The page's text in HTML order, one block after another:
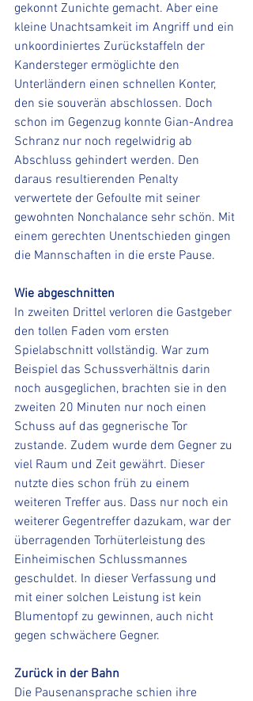
gekonnt Zunichte gemacht. Aber eine
kleine Unachtsamkeit im Angriff und ein
unkoordiniertes Zurückstaffeln der
Kandersteger ermöglichte den
Unterländern einen schnellen Konter,
den sie souverän abschlossen. Doch
schon im Gegenzug konnte Gian-Andrea
Schranz nur noch regelwidrig ab
Abschluss gehindert werden. Den
daraus resultierenden Penalty
verwertete der Gefoulte mit seiner
gewohnten Nonchalance sehr schön. Mit
einem gerechten Unentschieden gingen
die Mannschaften in die erste Pause.
Wie abgeschnitten
In zweiten Drittel verloren die Gastgeber
den tollen Faden vom ersten
Spielabschnitt vollständig. War zum
Beispiel das Schussverhältnis darin
noch ausgeglichen, brachten sie in den
zweiten 20 Minuten nur noch einen
Schuss auf das gegnerische Tor
zustande. Zudem wurde dem Gegner zu
viel Raum und Zeit gewährt. Dieser
nutzte dies schon früh zu einem
weiteren Treffer aus. Dass nur noch ein
weiterer Gegentreffer dazukam, war der
überragenden Torhüterleistung des
Einheimischen Schlussmannes
geschuldet. In dieser Verfassung und
mit einer solchen Leistung ist kein
Blumentopf zu gewinnen, auch nicht
gegen schwächere Gegner.
Zurück in der Bahn
Die Pausenansprache schien ihre